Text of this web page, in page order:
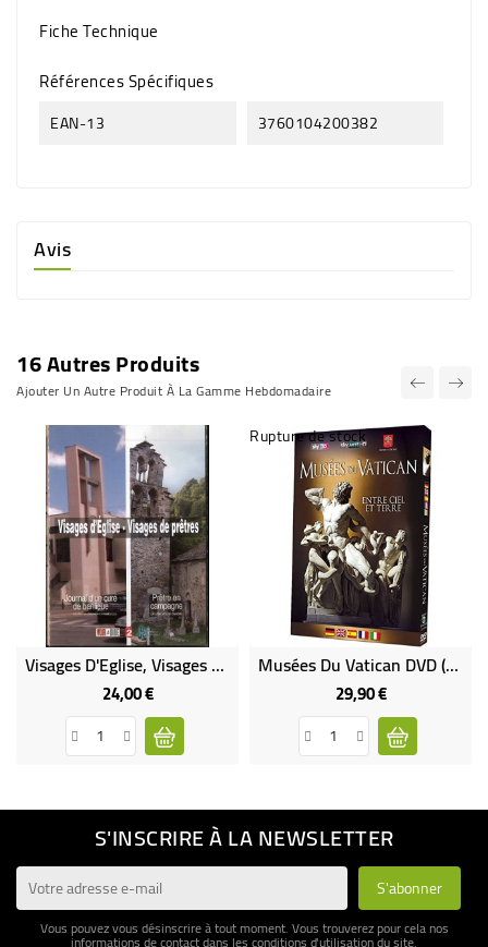
Fiche Technique
Références Spécifiques
EAN-13 3760104200382
Avis
16 Autres Produits
Ajouter Un Autre Produit À La Gamme Hebdomadaire
Visages D'Eglise, Visages De Pretres (DVD Occasion)
24,00 €Prix
Rupture de stock
Musées Du Vatican DVD (neuf)
29,90 €Prix
S'INSCRIRE À LA NEWSLETTER
Vous pouvez vous désinscrire à tout moment. Vous trouverez pour cela nos